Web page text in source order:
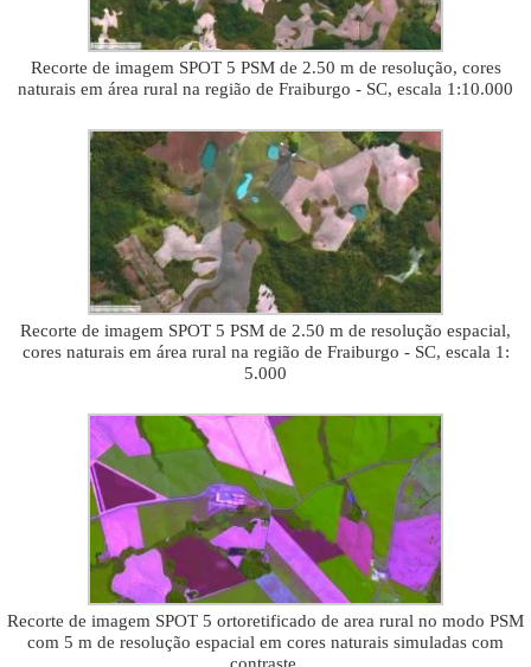
Recorte de imagem SPOT 5 PSM de 2.50 m de resolução, cores
naturais em área rural na região de Fraiburgo - SC, escala 1:10.000
Recorte de imagem SPOT 5 PSM de 2.50 m de resolução espacial,
cores naturais em área rural na região de Fraiburgo - SC, escala 1:
5.000
Recorte de imagem SPOT 5 ortoretificado de area rural no modo PSM
com 5 m de resolução espacial em cores naturais simuladas com